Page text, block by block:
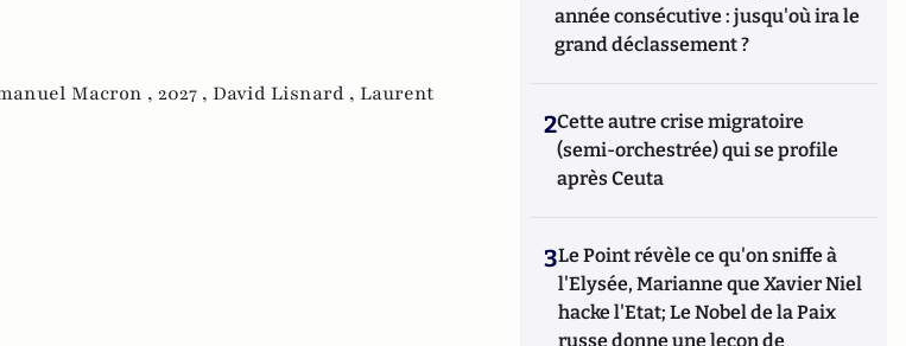
Macron , 2027 , David Lisnard , Laurent
année consécutive : jusqu'où ira le
grand déclassement ?
2Cette autre crise migratoire
(semi-orchestrée) qui se profile
après Ceuta
3Le Point révèle ce qu'on sniffe à
l'Elysée, Marianne que Xavier Niel
hacke l'Etat; Le Nobel de la Paix
russe donne une leçon de